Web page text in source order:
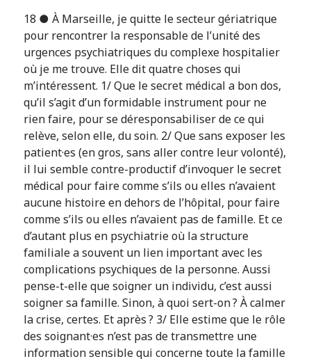
18 ● À Marseille, je quitte le secteur gériatrique
pour rencontrer la responsable de l’unité des
urgences psychiatriques du complexe hospitalier
où je me trouve. Elle dit quatre choses qui
m’intéressent. 1/ Que le secret médical a bon dos,
qu’il s’agit d’un formidable instrument pour ne
rien faire, pour se déresponsabiliser de ce qui
relève, selon elle, du soin. 2/ Que sans exposer les
patient·es (en gros, sans aller contre leur volonté),
il lui semble contre-productif d’invoquer le secret
médical pour faire comme s’ils ou elles n’avaient
aucune histoire en dehors de l’hôpital, pour faire
comme s’ils ou elles n’avaient pas de famille. Et ce
d’autant plus en psychiatrie où la structure
familiale a souvent un lien important avec les
complications psychiques de la personne. Aussi
pense-t-elle que soigner un individu, c’est aussi
soigner sa famille. Sinon, à quoi sert-on ? À calmer
la crise, certes. Et après ? 3/ Elle estime que le rôle
des soignant·es n’est pas de transmettre une
information sensible qui concerne toute la famille